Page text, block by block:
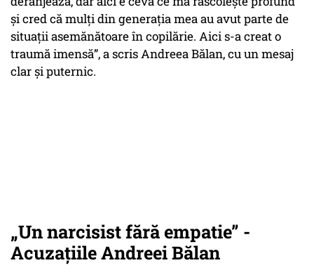
și cred că mulți din generația mea au avut parte de
situații asemănătoare în copilărie. Aici s-a creat o
traumă imensă”, a scris Andreea Bălan, cu un mesaj
clar și puternic.
„Un narcisist fără empatie” -
Acuzațiile Andreei Bălan